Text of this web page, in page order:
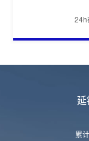
24h
延
累